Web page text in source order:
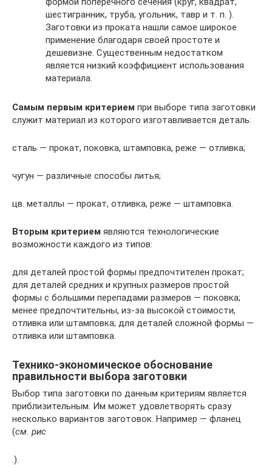
шестигранник, труба, угольник, тавр и т. п. ).
Заготовки из проката нашли самое широкое
применение благодаря своей простоте и
дешевизне. Существенным недостатком
является низкий коэффициент использования
материала.
Самым первым критерием при выборе типа заготовки
служит материал из которого изготавливается деталь:
сталь — прокат, поковка, штамповка, реже — отливка;
чугун — различные способы литья;
цв. металлы — прокат, отливка, реже — штамповка.
Вторым критерием являются технологические
возможности каждого из типов:
для деталей простой формы предпочтителен прокат;
для деталей средних и крупных размеров простой
формы с большими перепадами размеров — поковка;
менее предпочтительны, из-за высокой стоимости,
отливка или штамповка; для деталей сложной формы —
отливка или штамповка.
Технико-экономическое обоснование
правильности выбора заготовки
Выбор типа заготовки по данным критериям является
приблизительным. Им может удовлетворять сразу
несколько вариантов заготовок. Например — фланец
(см. рис
.).